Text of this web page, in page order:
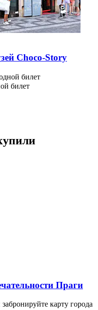
Choco-Story
билет
билет
Праги
карту города